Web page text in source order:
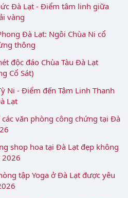
Đà Lạt - Điểm tâm linh giữa
vàng
Đà Lạt: Ngôi Chùa Ni cổ
thông
độc đáo Chùa Tàu Đà Lạt
Cổ Sát)
Ni - Điểm đến Tâm Linh Thanh
Lạt
các văn phòng công chứng tại Đà
shop hoa tại Đà Lạt đẹp không
2026
tập Yoga ở Đà Lạt được yêu